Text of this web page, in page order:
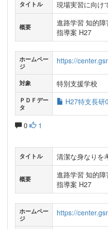
タイトル 現場実習に向け
概要
進路学習 知的
指導案 H27
ホームペー
ジ
https://
対象 特別支援学校
ＰＤＦデー
タ
H27特支長研
0 1
タイトル 清潔な身なりを
概要
進路学習 知的
指導案 H27
ホームペー
ジ
https://